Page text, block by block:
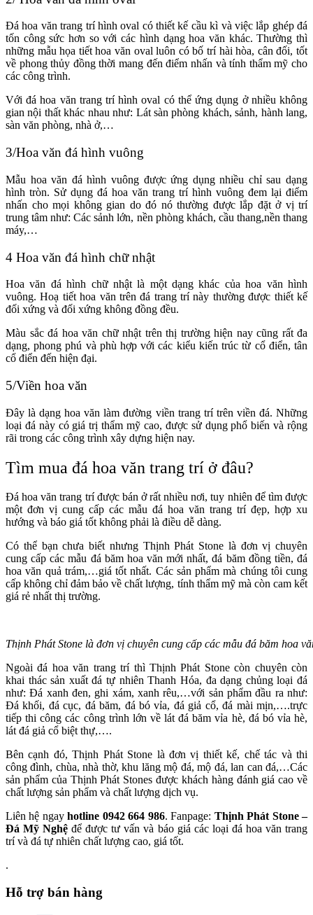
Đá hoa văn trang trí hình oval có thiết kế cầu kì và việc lắp ghép đá
tốn công sức hơn so với các hình dạng hoa văn khác. Thường thì
những mẫu họa tiết hoa văn oval luôn có bố trí hài hòa, cân đối, tốt
về phong thủy đồng thời mang đến điểm nhấn và tính thẩm mỹ cho
các công trình.
Với đá hoa văn trang trí hình oval có thể ứng dụng ở nhiều không
gian nội thất khác nhau như: Lát sàn phòng khách, sảnh, hành lang,
sàn văn phòng, nhà ở,…
3/Hoa văn đá hình vuông
Mẫu hoa văn đá hình vuông được ứng dụng nhiều chỉ sau dạng
hình tròn. Sử dụng đá hoa văn trang trí hình vuông đem lại điểm
nhấn cho mọi không gian do đó nó thường được lắp đặt ở vị trí
trung tâm như: Các sảnh lớn, nền phòng khách, cầu thang,nền thang
máy,…
4 Hoa văn đá hình chữ nhật
Hoa văn đá hình chữ nhật là một dạng khác của hoa văn hình
vuông. Hoạ tiết hoa văn trên đá trang trí này thường được thiết kế
đối xứng và đối xứng không đồng đều.
Màu sắc đá hoa văn chữ nhật trên thị trường hiện nay cũng rất đa
dạng, phong phú và phù hợp với các kiểu kiến trúc từ cổ điển, tân
cổ điển đến hiện đại.
5/Viền hoa văn
Đây là dạng hoa văn làm đường viền trang trí trên viền đá. Những
loại đá này có giá trị thẩm mỹ cao, được sử dụng phổ biến và rộng
rãi trong các công trình xây dựng hiện nay.
Tìm mua đá hoa văn trang trí ở đâu?
Đá hoa văn trang trí được bán ở rất nhiều nơi, tuy nhiên để tìm được
một đơn vị cung cấp các mẫu đá hoa văn trang trí đẹp, hợp xu
hướng và báo giá tốt không phải là điều dễ dàng.
Có thể bạn chưa biết nhưng Thịnh Phát Stone là đơn vị chuyên
cung cấp các mẫu đá băm hoa văn mới nhất, đá băm đồng tiền, đá
hoa văn quả trám,…giá tốt nhất. Các sản phẩm mà chúng tôi cung
cấp không chỉ đảm bảo về chất lượng, tính thẩm mỹ mà còn cam kết
giá rẻ nhất thị trường.
Thịnh Phát Stone là đơn vị chuyên cung cấp các mẫu đá băm hoa
Ngoài đá hoa văn trang trí thì Thịnh Phát Stone còn chuyên còn
khai thác sản xuất đá tự nhiên Thanh Hóa, đa dạng chủng loại đá
như: Đá xanh đen, ghi xám, xanh rêu,…với sản phẩm đầu ra như:
Đá khối, đá cục, đá băm, đá bó vỉa, đá giả cổ, đá mài mịn,….trực
tiếp thi công các công trình lớn về lát đá băm vỉa hè, đá bó vỉa hè,
lát đá giả cổ biệt thự,….
Bên cạnh đó, Thịnh Phát Stone là đơn vị thiết kế, chế tác và thi
công đình, chùa, nhà thờ, khu lăng mộ đá, mộ đá, lan can đá,…Các
sản phẩm của Thịnh Phát Stones được khách hàng đánh giá cao về
chất lượng sản phẩm và chất lượng dịch vụ.
Liên hệ ngayhotline 0942 664 986. Fanpage: Thịnh Phát Stone –
Đá Mỹ Nghệ để được tư vấn và báo giá các loại đá hoa văn trang
trí và đá tự nhiên chất lượng cao, giá tốt.
.
Hỗ trợ bán hàng